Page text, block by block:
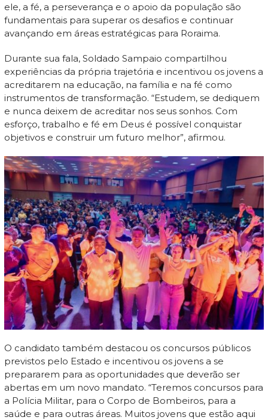
ele, a fé, a perseverança e o apoio da população são
fundamentais para superar os desafios e continuar
avançando em áreas estratégicas para Roraima.
Durante sua fala, Soldado Sampaio compartilhou
experiências da própria trajetória e incentivou os jovens a
acreditarem na educação, na família e na fé como
instrumentos de transformação. “Estudem, se dediquem
e nunca deixem de acreditar nos seus sonhos. Com
esforço, trabalho e fé em Deus é possível conquistar
objetivos e construir um futuro melhor”, afirmou.
O candidato também destacou os concursos públicos
previstos pelo Estado e incentivou os jovens a se
prepararem para as oportunidades que deverão ser
abertas em um novo mandato. “Teremos concursos para
a Polícia Militar, para o Corpo de Bombeiros, para a
saúde e para outras áreas. Muitos jovens que estão aqui